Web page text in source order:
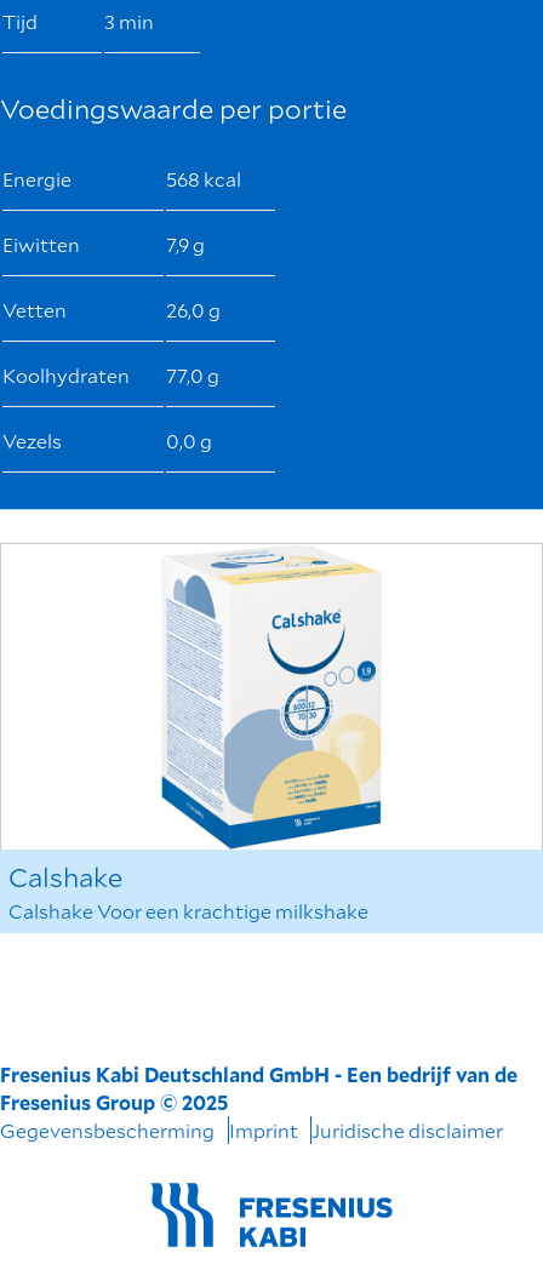
Tijd 3 min
Voedingswaarde per portie
Energie 568 kcal
Eiwitten 7,9 g
Vetten 26,0 g
Koolhydraten 77,0 g
Vezels 0,0 g
Calshake
Calshake Voor een krachtige milkshake
Fresenius Kabi Deutschland GmbH - Een bedrijf van de
Fresenius Group © 2025
Gegevensbescherming
Imprint Juridische disclaimer